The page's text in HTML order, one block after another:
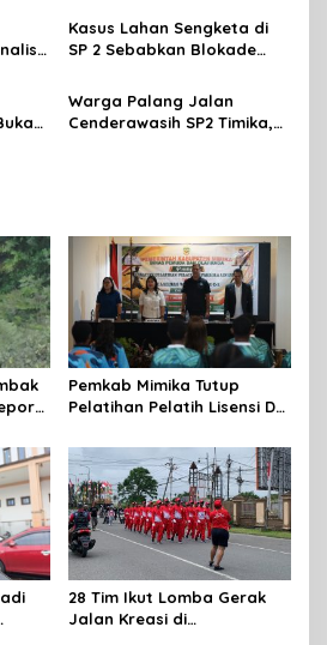
RI
Kasus Lahan Sengketa di
SP 2 Sebabkan Blokade
Dewan
Warga Palang Jalan
Cenderawasih SP2 Timika,
Pemkab Mimika Tutup
Pelatihan Pelatih Lisensi D
2026
28 Tim Ikut Lomba Gerak
Jalan Kreasi di